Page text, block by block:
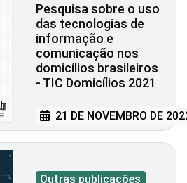
Pesquisa sobre o uso
das tecnologias de
informação e
comunicação nos
domicílios brasileiros
- TIC Domicílios 2021
21 DE NOVEMBRO DE
Outras publicações